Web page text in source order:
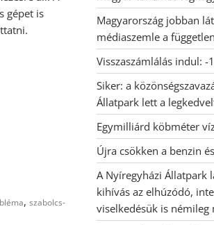
gépet is
, szabolcs-
Magyarország jobban
médiaszemle a
Visszaszámlálás indul: -
Siker: a
Állatpark lett a
Egymilliárd köbméter
Újra csökken a benzin
A Nyíregyházi Állatpark
kihívás az elhúzódó,
viselkedésük is némileg